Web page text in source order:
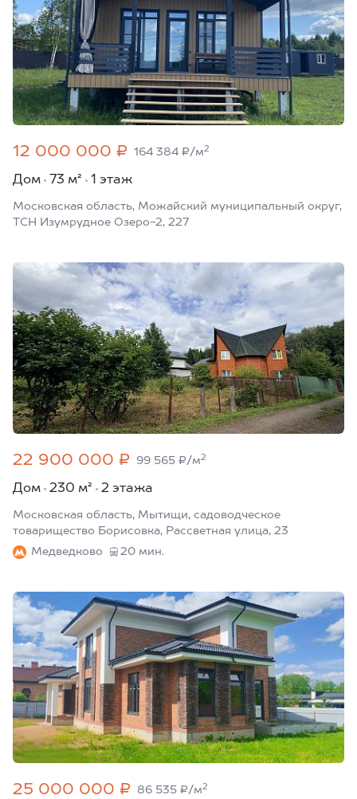
12 000 000 ₽ 164 384 ₽/м 2
Дом 73 м² 1 этаж
Московская область, Можайский муниципальный округ,
ТСН Изумрудное Озеро-2, 227
22 900 000 ₽ 99 565 ₽/м 2
Дом 230 м² 2 этажа
Московская область, Мытищи, садоводческое
товарищество Борисовка, Рассветная улица, 23
Медведково
20 мин.
25 000 000 ₽ 86 535 ₽/м 2